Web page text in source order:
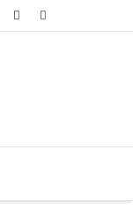
Kayıt
Rastgele